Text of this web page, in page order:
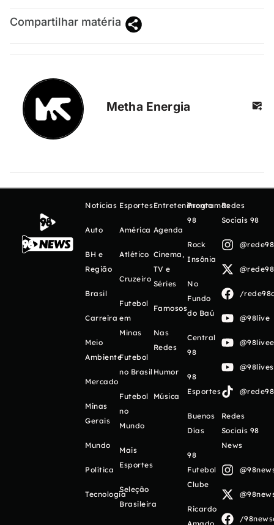
Compartilhar matéria
Metha Energia
Notícias
Auto
BH e
Região
Brasil
Carreira
Meio
Ambiente
Mercado
Minas
Gerais
Mundo
Política
Tecnologia
Esportes
América
Atlético
Cruzeiro
Futebol
em
Minas
Futebol
no Brasil
Futebol
no
Mundo
Mais
Esportes
Seleção
Brasileira
Entretenimento
Agenda
Cinema,
TV e
Séries
Famosos
Nas
Redes
Humor
Música
Programas
98
Rock
Insônia
No
Fundo
do Baú
Central
98
98
Esportes
Buenos
Días
98
Futebol
Clube
Ricardo
Redes
Sociais 98
/
@98live
Redes
Sociais 98
News
/